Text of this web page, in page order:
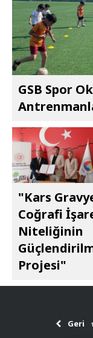
GSB Spor
"Kars
Coğrafi
Niteliğinin
Projesi"
Geri